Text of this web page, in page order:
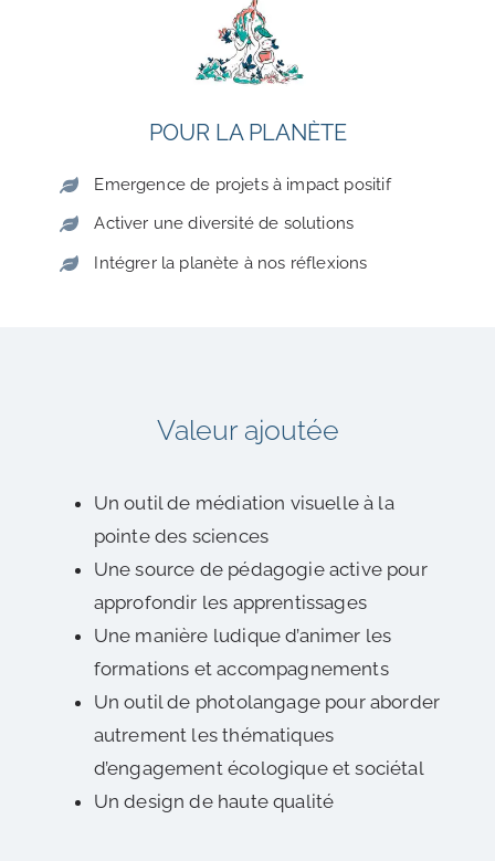
POUR LA PLANÈTE
Emergence de projets à impact positif
Activer une diversité de solutions
Intégrer la planète à nos réflexions
Valeur ajoutée
Un outil de médiation visuelle à la
pointe des sciences
Une source de pédagogie active pour
approfondir les apprentissages
Une manière ludique d’animer les
formations et accompagnements
Un outil de photolangage pour aborder
autrement les thématiques
d’engagement écologique et sociétal
Un design de haute qualité